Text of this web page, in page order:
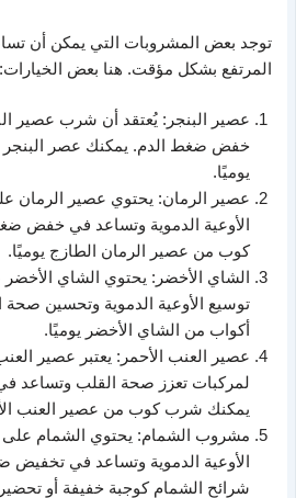
توجد بعض المشروبات التي يمكن أن
المرتفع بشكل مؤقت. هنا بعض الخيارات:
عصير البنجر: يُعتقد أن شرب عصير
خفض ضغط الدم. يمكنك عصر
يوميًا.
عصير الرمان: يحتوي عصير الرمان
الأوعية الدموية وتساعد في خفض
كوب من عصير الرمان الطازج يوميًا.
الشاي الأخضر: يحتوي الشاي
أكواب من الشاي الأخضر يوميًا.
عصير العنب الأحمر: يعتبر عصير
لمركبات تعزز صحة القلب
يمكنك شرب كوب من عصير العنب
مشروب الشمام: يحتوي الشمام
الأوعية الدموية وتساعد في تخفيض
شرائح الشمام كوجبة خفيفة أو